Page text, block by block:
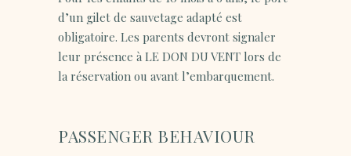
d’un gilet de sauvetage adapté est
obligatoire. Les parents devront signaler
leur présence à LE DON DU VENT lors de
la réservation ou avant l’embarquement.
PASSENGER BEHAVIOUR